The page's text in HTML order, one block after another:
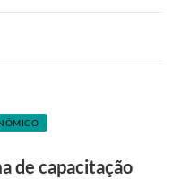
de capacitação